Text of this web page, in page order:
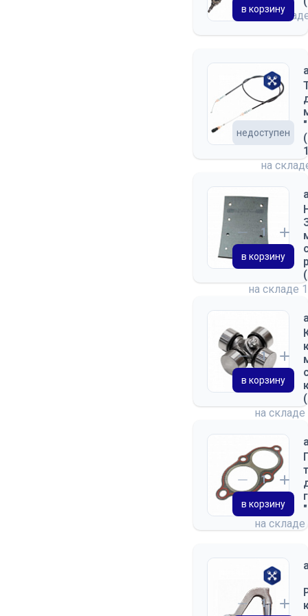
на
в корзину
на
недоступен
на складе
в корзину
на складе
в корзину
на складе
в корзину